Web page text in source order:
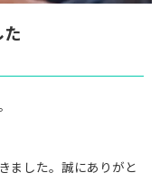
ました。誠にありがと